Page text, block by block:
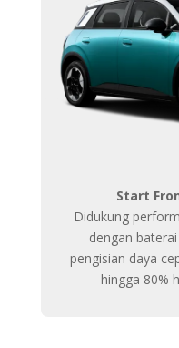
Start
Didukung
dengan
pengisian daya
hingga 80%